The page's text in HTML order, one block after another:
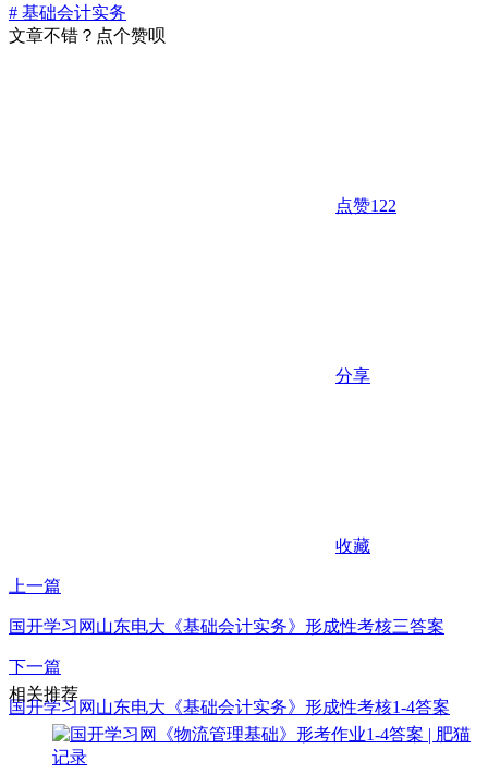
# 基础会计实务
文章不错？点个赞呗
点赞122
分享
收藏
上一篇
国开学习网山东电大《基础会计实务》形成性考核三答案
下一篇
国开学习网山东电大《基础会计实务》形成性考核1-4答案
相关推荐